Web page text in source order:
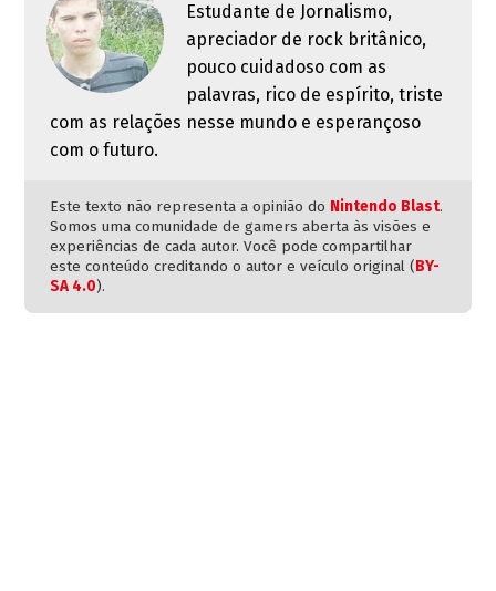
Estudante de Jornalismo,
apreciador de rock britânico,
pouco cuidadoso com as
palavras, rico de espírito, triste
com as relações nesse mundo e esperançoso
com o futuro.
Este texto não representa a opinião do Nintendo Blast.
Somos uma comunidade de gamers aberta às visões e
experiências de cada autor. Você pode compartilhar
este conteúdo creditando o autor e veículo original (BY-
SA 4.0).